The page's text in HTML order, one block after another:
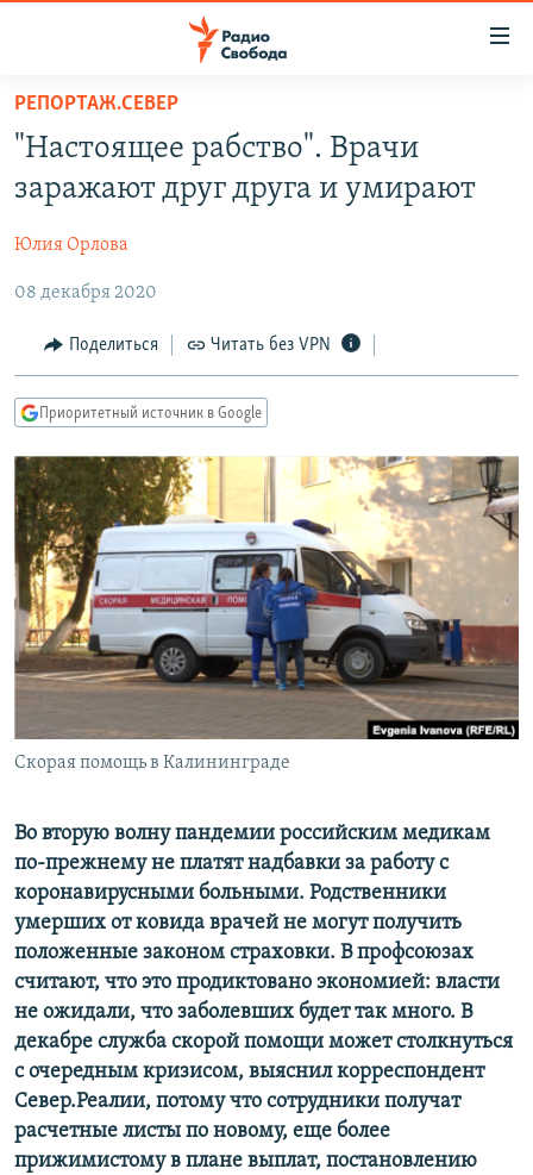
упрощенного
доступа
основному
Вернутся
главной
навигации
Вернутся
поиску
ПРОГРАММЫ
АВТОРСКИЕ ПРОЕКТЫ
ЦИТАТЫ СВОБОДЫ
МНЕНИЯ
КУЛЬТУРА
IDEL.РЕАЛИИ
КАВКАЗ.РЕАЛИИ
СЕВЕР.РЕАЛИИ
СИБИРЬ.РЕАЛИИ
РАСПИСАНИЕ ВЕЩАНИЯ
ПОДПИШИТЕСЬ НА РАССЫЛКУ
СОЦИАЛЬНЫЕ СЕТИ
Все сайты РСЕ/РС
РЕПОРТАЖ.СЕВЕР
"Настоящее рабство". Врачи
заражают друг друга и умирают
Юлия Орлова
08 декабря 2020
Поделиться Читать без VPN
Приоритетный источник в Google
Скорая помощь в Калининграде
Во вторую волну пандемии российским медикам
по-прежнему не платят надбавки за работу с
коронавирусными больными. Родственники
умерших от ковида врачей не могут получить
положенные законом страховки. В профсоюзах
считают, что это продиктовано экономией: власти
не ожидали, что заболевших будет так много. В
декабре служба скорой помощи может столкнуться
с очередным кризисом, выяснил корреспондент
Север.Реалии, потому что сотрудники получат
расчетные листы по новому, еще более
прижимистому в плане выплат, постановлению